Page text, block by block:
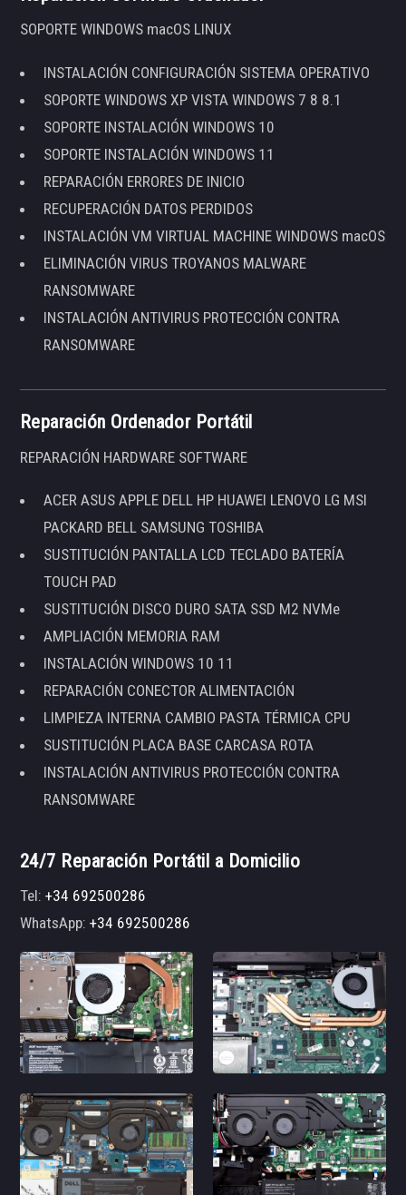
SOPORTE WINDOWS macOS LINUX
INSTALACIÓN CONFIGURACIÓN SISTEMA OPERATIVO
SOPORTE WINDOWS XP VISTA WINDOWS 7 8 8.1
SOPORTE INSTALACIÓN WINDOWS 10
SOPORTE INSTALACIÓN WINDOWS 11
REPARACIÓN ERRORES DE INICIO
RECUPERACIÓN DATOS PERDIDOS
INSTALACIÓN VM VIRTUAL MACHINE WINDOWS macOS
ELIMINACIÓN VIRUS TROYANOS MALWARE
RANSOMWARE
INSTALACIÓN ANTIVIRUS PROTECCIÓN CONTRA
RANSOMWARE
Reparación Ordenador Portátil
REPARACIÓN HARDWARE SOFTWARE
ACER ASUS APPLE DELL HP HUAWEI LENOVO LG MSI
PACKARD BELL SAMSUNG TOSHIBA
SUSTITUCIÓN PANTALLA LCD TECLADO BATERÍA
TOUCH PAD
SUSTITUCIÓN DISCO DURO SATA SSD M2 NVMe
AMPLIACIÓN MEMORIA RAM
INSTALACIÓN WINDOWS 10 11
REPARACIÓN CONECTOR ALIMENTACIÓN
LIMPIEZA INTERNA CAMBIO PASTA TÉRMICA CPU
SUSTITUCIÓN PLACA BASE CARCASA ROTA
INSTALACIÓN ANTIVIRUS PROTECCIÓN CONTRA
RANSOMWARE
24/7 Reparación Portátil a Domicilio
Tel:+34 692500286
WhatsApp:+34 692500286